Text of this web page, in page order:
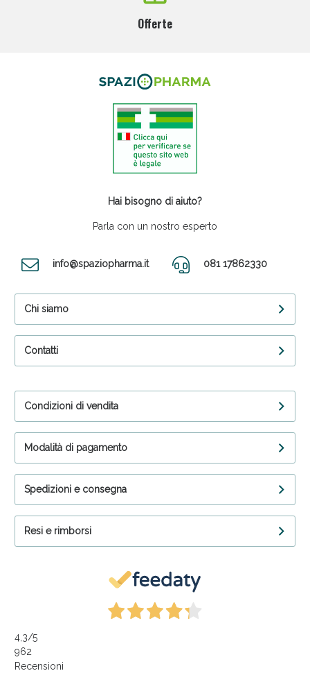
Offerte
Hai bisogno di aiuto?
Parla con un nostro esperto
info@spaziopharma.it 081 17862330
Chi siamo
Contatti
Condizioni di vendita
Modalità di pagamento
Spedizioni e consegna
Resi e rimborsi
4,3/5
962
Recensioni